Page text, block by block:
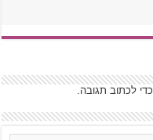
כדי לכתוב תגובה.